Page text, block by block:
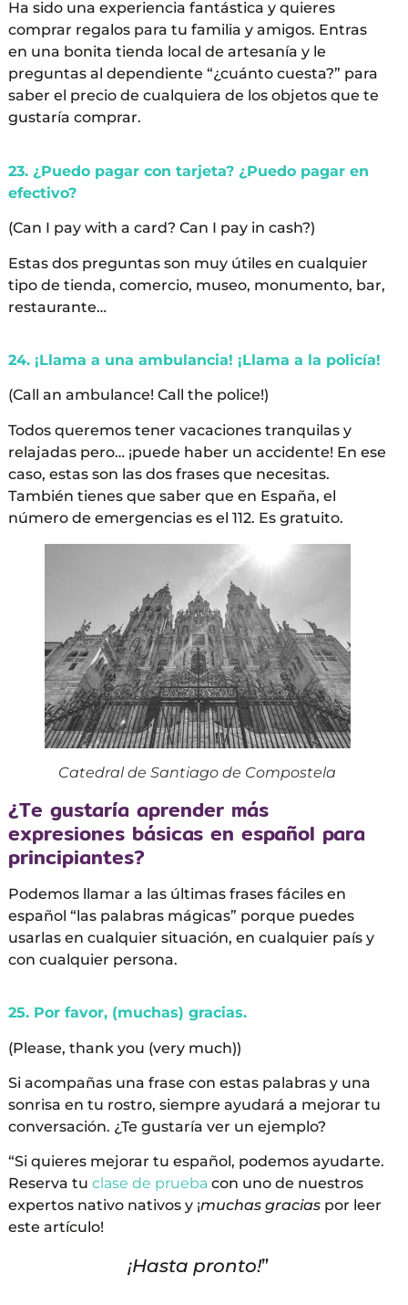
Ha sido una experiencia fantástica y quieres
comprar regalos para tu familia y amigos. Entras
en una bonita tienda local de artesanía y le
preguntas al dependiente “¿cuánto cuesta?” para
saber el precio de cualquiera de los objetos que te
gustaría comprar.
23. ¿Puedo pagar con tarjeta? ¿Puedo pagar en
efectivo?
(Can I pay with a card? Can I pay in cash?)
Estas dos preguntas son muy útiles en cualquier
tipo de tienda, comercio, museo, monumento, bar,
restaurante…
24. ¡Llama a una ambulancia! ¡Llama a la policía!
(Call an ambulance! Call the police!)
Todos queremos tener vacaciones tranquilas y
relajadas pero… ¡puede haber un accidente! En ese
caso, estas son las dos frases que necesitas.
También tienes que saber que en España, el
número de emergencias es el 112. Es gratuito.
Catedral de Santiago de Compostela
¿Te gustaría aprender más
expresiones básicas en español para
principiantes?
Podemos llamar a las últimas frases fáciles en
español “las palabras mágicas” porque puedes
usarlas en cualquier situación, en cualquier país y
con cualquier persona.
25. Por favor, (muchas) gracias.
(Please, thank you (very much))
Si acompañas una frase con estas palabras y una
sonrisa en tu rostro, siempre ayudará a mejorar tu
conversación. ¿Te gustaría ver un ejemplo?
“Si quieres mejorar tu español, podemos ayudarte.
Reserva tu clase de prueba con uno de nuestros
expertos nativo nativos y ¡muchas graciaspor leer
este artículo!
¡Hasta pronto!”